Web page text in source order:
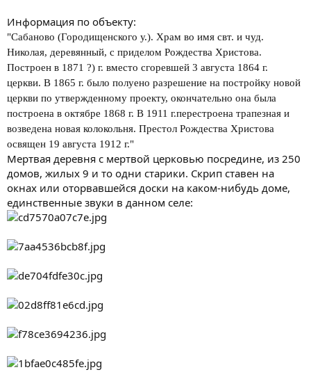
Информация по объекту:
"Сабаново (Городищенского у.). Храм во имя свт. и чуд.
Николая, деревянный, с приделом Рождества Христова.
Построен в 1871 ?) г. вместо сгоревшей 3 августа 1864 г.
церкви. В 1865 г. было полуено разрешение на постройку новой
церкви по утвержденному проекту, окончательно она была
построена в октябре 1868 г. В 1911 г.перестроена трапезная и
возведена новая колокольня. Престол Рождества Христова
освящен 19 августа 1912 г."
Мертвая деревня с мертвой церковью посредине, из 250
домов, жилых 9 и то одни старики. Скрип ставен на
окнах или оторвавшейся доски на каком-нибудь доме,
единственные звуки в данном селе: